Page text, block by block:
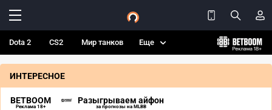
Dota 2 CS2 Мир танков Еще
ИНТЕРЕСНОЕ
BETBOOM
Реклама 18+
Разыгрываем айфон
за прогнозы на MLBB